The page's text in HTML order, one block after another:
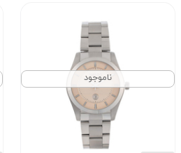
ناموجود